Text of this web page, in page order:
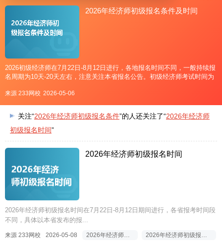
2026年经济师初级报名条件及时间
2026初级经济师在7月22日-8月12日进行，各地报名时间不同，一般持续报
名周期为10天-20天左右，注意关注本省报名公告。初级经济师考试时间为
历年初级经济师报名考试时间
来源 233网校 2026-05-06
关注“2026年经济师初级报名条件”的人还关注了“2026年经济师
初级报名时间”
2026年经济师初级报名时间
2026年经济师初级报名时间在7月22日-8月12日期间进行，各省报考时间段
不同，具体以本省发布的报...
来源 233网校 2026-05-08 2026年经济师初级报名时间 2026年经济师初级报名时间是什么时候